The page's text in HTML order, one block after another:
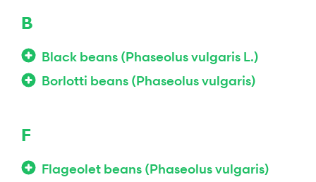
B
Black beans (Phaseolus vulgaris L.)
Borlotti beans (Phaseolus vulgaris)
F
Flageolet beans (Phaseolus vulgaris)